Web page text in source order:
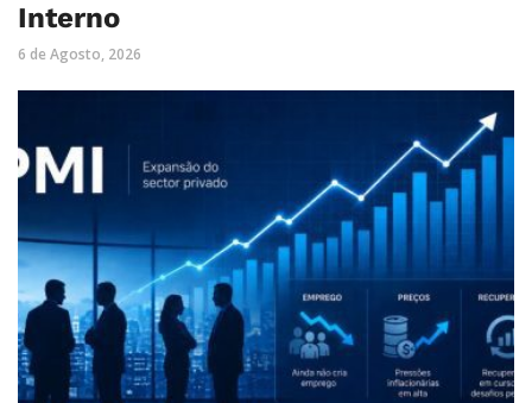
Interno
6 de Agosto, 2026